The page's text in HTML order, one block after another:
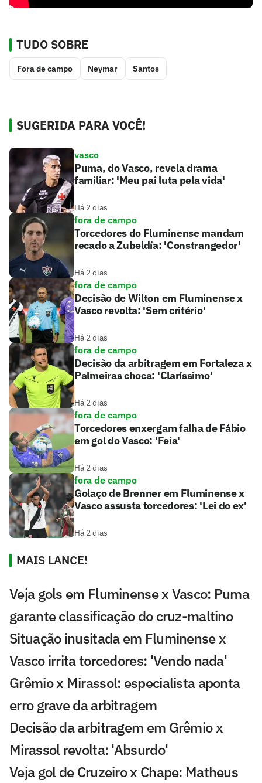
TUDO SOBRE
Fora de campo Neymar Santos
SUGERIDA PARA VOCÊ!
vasco
Puma, do Vasco, revela drama
familiar: 'Meu pai luta pela vida'
Há 2 dias
fora de campo
Torcedores do Fluminense mandam
recado a Zubeldía: 'Constrangedor'
Há 2 dias
fora de campo
Decisão de Wilton em Fluminense x
Vasco revolta: 'Sem critério'
Há 2 dias
fora de campo
Decisão da arbitragem em Fortaleza x
Palmeiras choca: 'Claríssimo'
Há 2 dias
fora de campo
Torcedores enxergam falha de Fábio
em gol do Vasco: 'Feia'
Há 2 dias
fora de campo
Golaço de Brenner em Fluminense x
Vasco assusta torcedores: 'Lei do ex'
Há 2 dias
MAIS LANCE!
Veja gols em Fluminense x Vasco: Puma
garante classificação do cruz-maltino
Situação inusitada em Fluminense x
Vasco irrita torcedores: 'Vendo nada'
Grêmio x Mirassol: especialista aponta
erro grave da arbitragem
Decisão da arbitragem em Grêmio x
Mirassol revolta: 'Absurdo'
Veja gol de Cruzeiro x Chape: Matheus